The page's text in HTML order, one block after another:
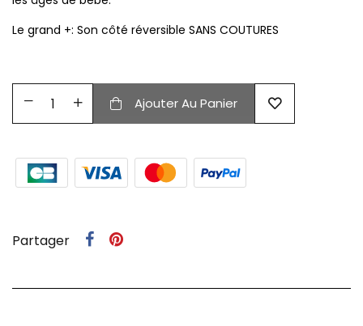
Le grand +: Son côté réversible SANS COUTURES
Ajouter Au Panier
Partager